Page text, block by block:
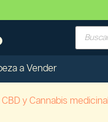
a Vender
y Cannabis medicinal